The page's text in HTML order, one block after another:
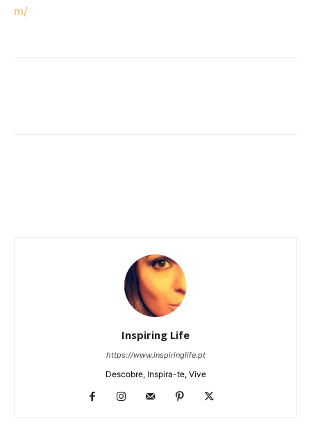
m/
Inspiring Life
https://www.inspiringlife.pt
Descobre, Inspira-te, Vive